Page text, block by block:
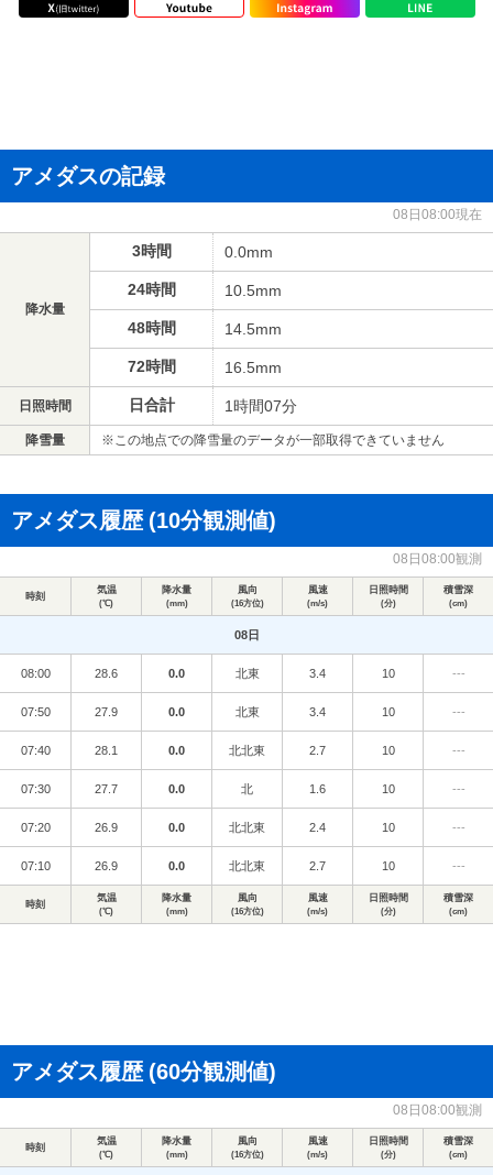
アメダスの記録
08日08:00現在
降水量
3時間 0.0mm
24時間 10.5mm
48時間 14.5mm
72時間 16.5mm
日照時間 日合計 1時間07分
降雪量 ※この地点での降雪量のデータが一部取得できていません
アメダス履歴 (10分観測値)
08日08:00観測
時刻
気温
(℃)
降水量
(mm)
風向
(16方位)
風速
(m/s)
日照時間
(分)
積雪深
(cm)
08日
08:00 28.6 0.0 北東 3.4 10 ---
07:50 27.9 0.0 北東 3.4 10 ---
07:40 28.1 0.0 北北東 2.7 10 ---
07:30 27.7 0.0 北 1.6 10 ---
07:20 26.9 0.0 北北東 2.4 10 ---
07:10 26.9 0.0 北北東 2.7 10 ---
時刻
気温
(℃)
降水量
(mm)
風向
(16方位)
風速
(m/s)
日照時間
(分)
積雪深
(cm)
アメダス履歴 (60分観測値)
08日08:00観測
時刻
気温
(℃)
降水量
(mm)
風向
(16方位)
風速
(m/s)
日照時間
(分)
積雪深
(cm)